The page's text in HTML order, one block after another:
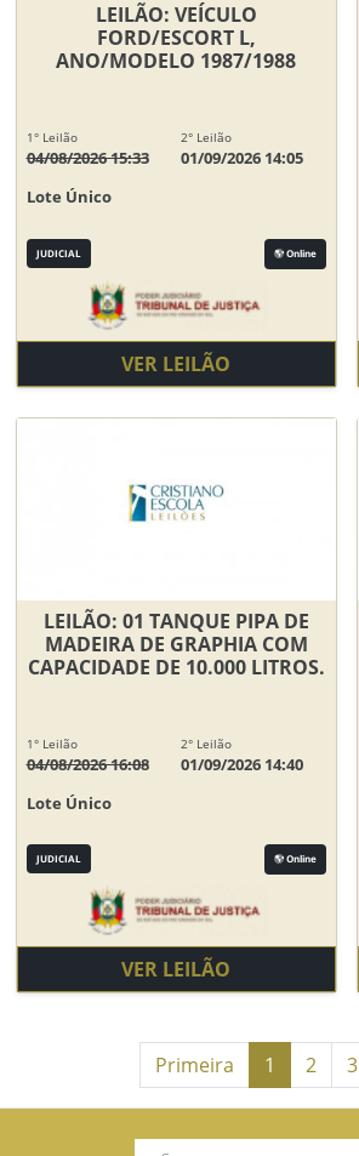
LEILÃO: VEÍCULO
FORD/ESCORT L,
ANO/MODELO 1987/1988
1° Leilão
04/08/2026 15:33
2° Leilão
01/09/2026 14:05
Lote Único
JUDICIAL Online
VER LEILÃO
LEILÃO: 01 TANQUE PIPA DE
MADEIRA DE GRAPHIA COM
CAPACIDADE DE 10.000 LITROS.
1° Leilão
04/08/2026 16:08
2° Leilão
01/09/2026 14:40
Lote Único
JUDICIAL Online
VER LEILÃO
Primeira 1 (current)
2 3